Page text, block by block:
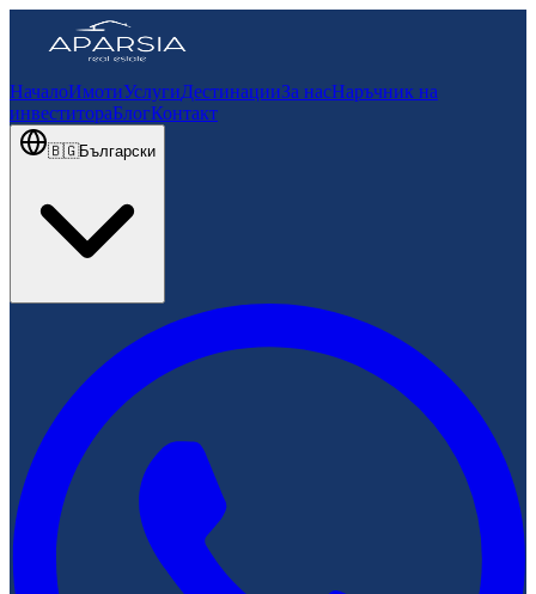
НачалоИмотиУслугиДестинацииЗа насНаръчник на
инвеститораБлогКонтакт
🇧🇬Български